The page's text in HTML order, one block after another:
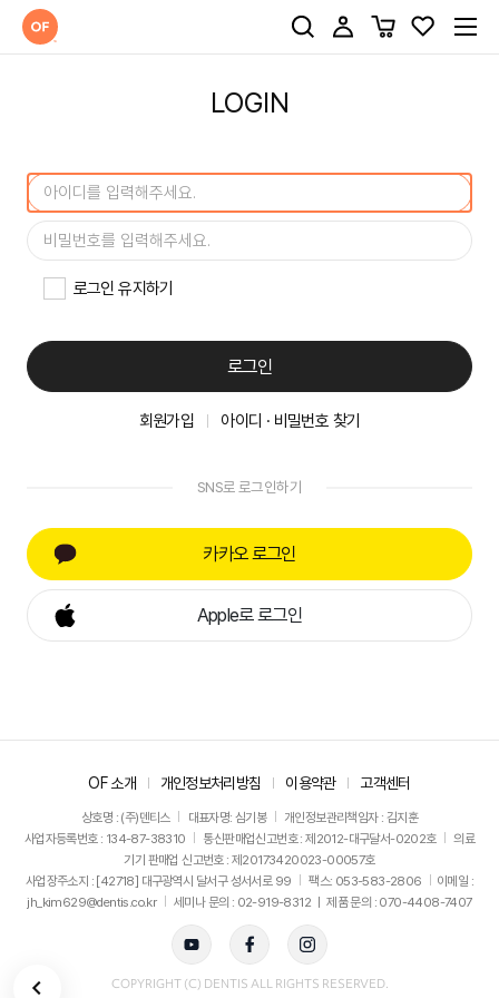
LOGIN
로그인 유지하기
로그인
회원가입 아이디 · 비밀번호 찾기
SNS로 로그인하기
카카오 로그인
Apple로 로그인
OF 소개 개인정보처리방침 이용약관 고객센터
상호명 : (주)덴티스 대표자명: 심기봉
개인정보관리책임자 : 김지훈
사업자등록번호 : 134-87-38310
통신판매업신고번호 : 제2012-대구달서-0202호
의료
기기 판매업 신고번호 : 제20173420023-00057호
사업장주소지 : [42718] 대구광역시 달서구 성서서로 99
팩스: 053-583-2806
이메일 :
jh_kim629@dentis.co.kr
세미나 문의 : 02-919-8312 ㅣ 제품 문의 : 070-4408-7407
COPYRIGHT (C) DENTIS ALL RIGHTS RESERVED.